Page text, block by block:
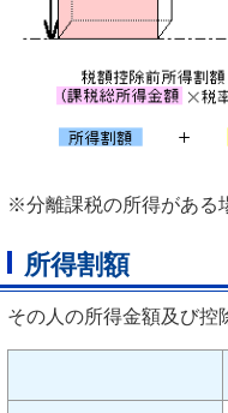
※分離課税の所得がある
所得割額
その人の所得金額及び控